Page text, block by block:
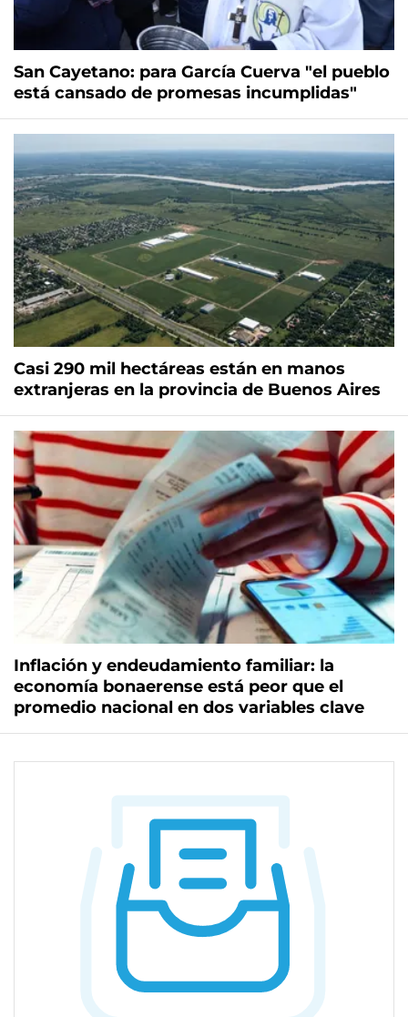
San Cayetano: para García Cuerva "el pueblo
está cansado de promesas incumplidas"
Casi 290 mil hectáreas están en manos
extranjeras en la provincia de Buenos Aires
Inflación y endeudamiento familiar: la
economía bonaerense está peor que el
promedio nacional en dos variables clave